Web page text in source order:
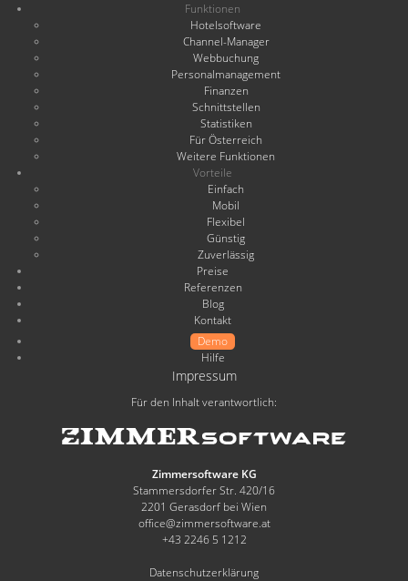
Funktionen
Hotelsoftware
Channel-Manager
Webbuchung
Personalmanagement
Finanzen
Schnittstellen
Statistiken
Für Österreich
Weitere Funktionen
Vorteile
Einfach
Mobil
Flexibel
Günstig
Zuverlässig
Preise
Referenzen
Blog
Kontakt
Demo
Hilfe
Impressum
Für den Inhalt verantwortlich:
Zimmersoftware KG
Stammersdorfer Str. 420/16
2201 Gerasdorf bei Wien
office@zimmersoftware.at
+43 2246 5 1212
Datenschutzerklärung